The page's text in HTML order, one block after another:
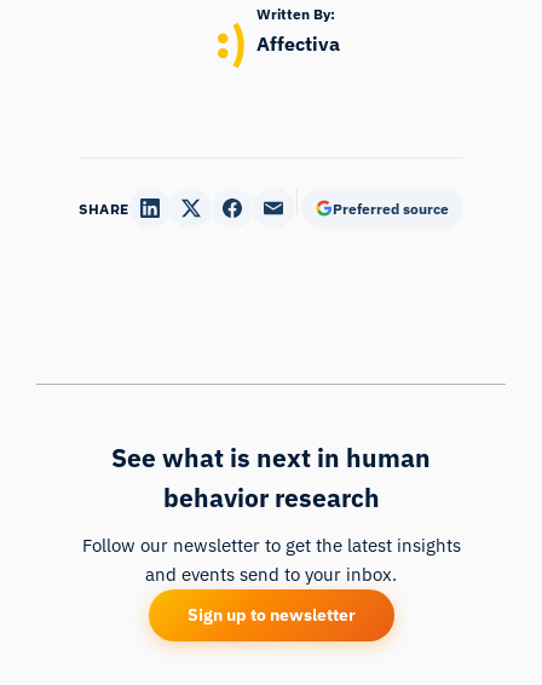
Written By:
Affectiva
SHARE Preferred source
See what is next in human
behavior research
Follow our newsletter to get the latest insights
and events send to your inbox.
Sign up to newsletter